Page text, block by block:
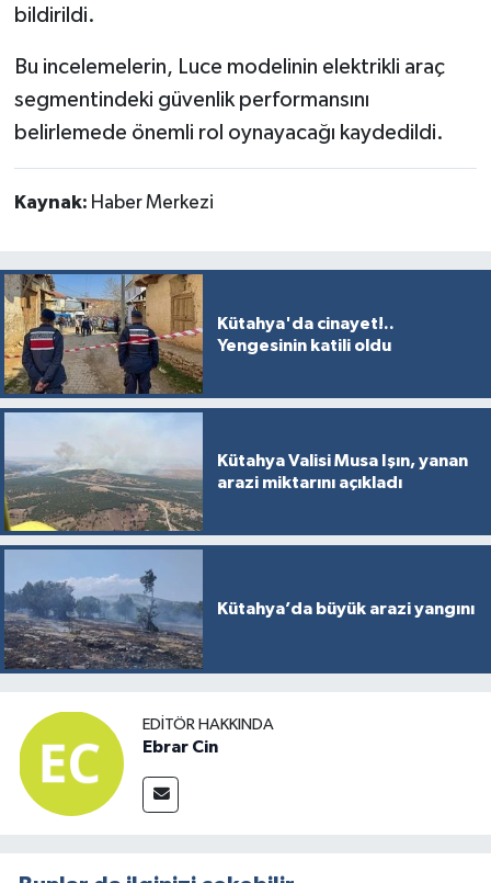
bildirildi.
Bu incelemelerin, Luce modelinin elektrikli araç
segmentindeki güvenlik performansını
belirlemede önemli rol oynayacağı kaydedildi.
Kaynak: Haber Merkezi
Kütahya'da cinayet!..
Yengesinin katili oldu
Kütahya Valisi Musa Işın, yanan
arazi miktarını açıkladı
Kütahya’da büyük arazi yangını
EDITÖR HAKKINDA
Ebrar Cin